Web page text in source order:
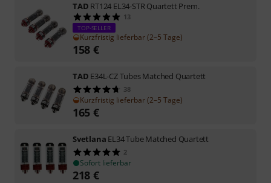
TAD RT124 EL34-STR Quartett Prem.
13
TOP-SELLER
Kurzfristig lieferbar (2–5 Tage)
158 €
TAD E34L-CZ Tubes Matched Quartett
38
Kurzfristig lieferbar (2–5 Tage)
165 €
Svetlana EL34 Tube Matched Quartett
2
Sofort lieferbar
218 €